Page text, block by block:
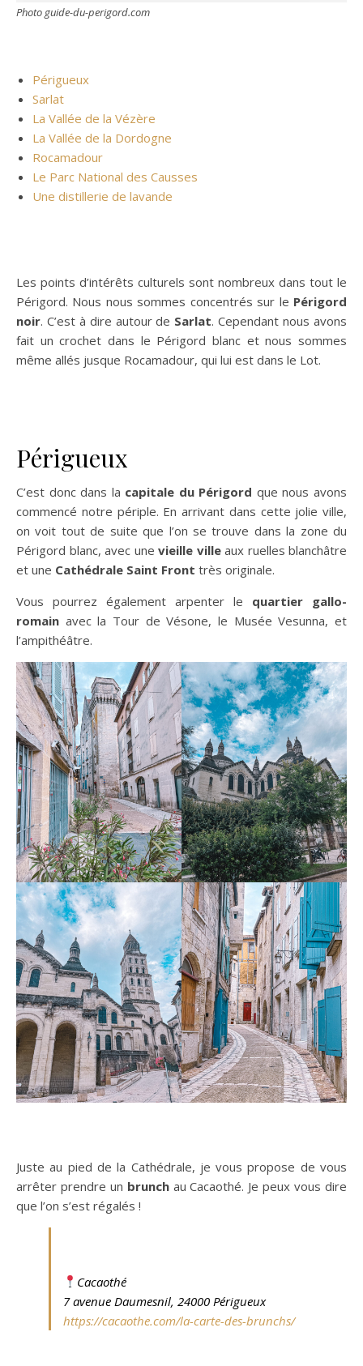
Photo guide-du-perigord.com
Périgueux
Sarlat
La Vallée de la Vézère
La Vallée de la Dordogne
Rocamadour
Le Parc National des Causses
Une distillerie de lavande
Les points d’intérêts culturels sont nombreux dans tout le
Périgord. Nous nous sommes concentrés sur le Périgord
noir. C’est à dire autour de Sarlat. Cependant nous avons
fait un crochet dans le Périgord blanc et nous sommes
même allés jusque Rocamadour, qui lui est dans le Lot.
Périgueux
C’est donc dans la capitale du Périgord que nous avons
commencé notre périple. En arrivant dans cette jolie ville,
on voit tout de suite que l’on se trouve dans la zone du
Périgord blanc, avec une vieille ville aux ruelles blanchâtre
et une Cathédrale Saint Front très originale.
Vous pourrez également arpenter le quartier gallo-
romain avec la Tour de Vésone, le Musée Vesunna, et
l’ampithéâtre.
Juste au pied de la Cathédrale, je vous propose de vous
arrêter prendre un brunchau Cacaothé. Je peux vous dire
que l’on s’est régalés !
Cacaothé
7 avenue Daumesnil, 24000 Périgueux
https://cacaothe.com/la-carte-des-brunchs/